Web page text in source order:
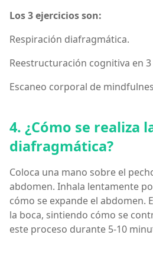
Los 3 ejercicios son:
Respiración diafragmática.
Reestructuración cognitiva en 3
Escaneo corporal de
4. ¿Cómo se realiza
diafragmática?
Coloca una mano sobre el
abdomen. Inhala lentamente
cómo se expande el abdomen.
la boca, sintiendo cómo se
este proceso durante 5-10